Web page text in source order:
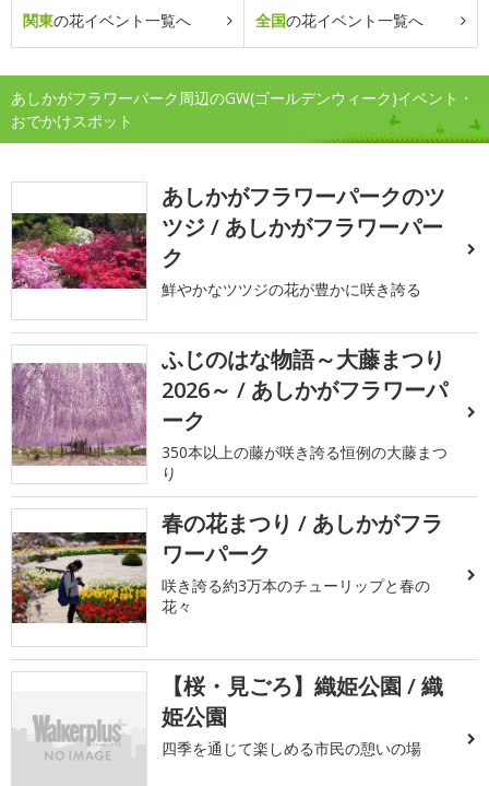
関東の花イベント一覧へ 全国の花イベント一覧へ
あしかがフラワーパーク周辺のGW(ゴールデンウィーク)イベント・
おでかけスポット
あしかがフラワーパークのツ
ツジ / あしかがフラワーパー
ク
鮮やかなツツジの花が豊かに咲き誇る
ふじのはな物語～大藤まつり
2026～ / あしかがフラワーパ
ーク
350本以上の藤が咲き誇る恒例の大藤まつ
り
春の花まつり / あしかがフラ
ワーパーク
咲き誇る約3万本のチューリップと春の
花々
【桜・見ごろ】織姫公園 / 織
姫公園
四季を通じて楽しめる市民の憩いの場